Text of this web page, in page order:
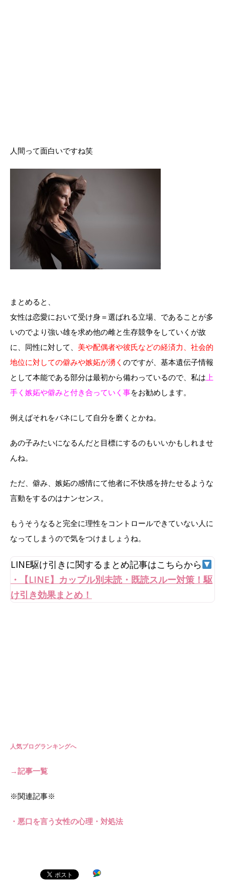
人間って面白いですね笑
まとめると、
女性は恋愛において受け身＝選ばれる立場、であることが多
いのでより強い雄を求め他の雌と生存競争をしていくが故
に、同性に対して、 美や配偶者や彼氏などの経済力、社会的
地位に対しての僻みや嫉妬が湧く のですが、基本遺伝子情報
として本能である部分は最初から備わっているので、私は上
手く嫉妬や僻みと付き合っていく事をお勧めします。
例えばそれをバネにして自分を磨くとかね。
あの子みたいになるんだと目標にするのもいいかもしれませ
んね。
ただ、僻み、嫉妬の感情にて他者に不快感を持たせるような
言動をするのはナンセンス。
もうそうなると完全に理性をコントロールできていない人に
なってしまうので気をつけましょうね。
LINE駆け引きに関するまとめ記事はこちらから
・【LINE】カップル別未読・既読スルー対策！駆
け引き効果まとめ！
人気ブログランキングへ
→記事一覧
※関連記事※
・悪口を言う女性の心理・対処法